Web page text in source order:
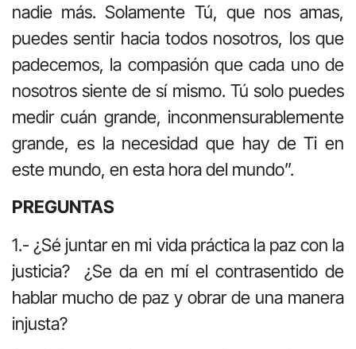
nadie más. Solamente Tú, que nos amas,
puedes sentir hacia todos nosotros, los que
padecemos, la compasión que cada uno de
nosotros siente de sí mismo. Tú solo puedes
medir cuán grande, inconmensurablemente
grande, es la necesidad que hay de Ti en
este mundo, en esta hora del mundo”.
PREGUNTAS
1.- ¿Sé juntar en mi vida práctica la paz con la
justicia? ¿Se da en mí el contrasentido de
hablar mucho de paz y obrar de una manera
injusta?